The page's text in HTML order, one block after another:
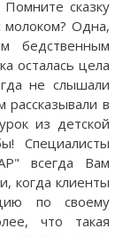
сказку
молоком? Одна,
бедственным
осталась цела
не слышали
в
из детской
Специалисты
всегда Вам
когда клиенты
по своему
что такая